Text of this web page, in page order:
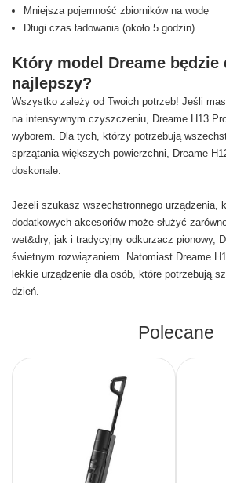
Mniejsza pojemność zbiorników na wodę
Długi czas ładowania (około 5 godzin)
Który model Dreame będzie
najlepszy?
Wszystko zależy od Twoich potrzeb! Jeśli
na intensywnym czyszczeniu, Dreame H13
wyborem. Dla tych, którzy potrzebują
sprzątania większych powierzchni, Dreame
doskonale.
Jeżeli szukasz wszechstronnego urządzenia,
dodatkowych akcesoriów może służyć
wet&dry, jak i tradycyjny odkurzacz pionowy,
świetnym rozwiązaniem. Natomiast Dreame
lekkie urządzenie dla osób, które potrzebują
dzień.
Polecane